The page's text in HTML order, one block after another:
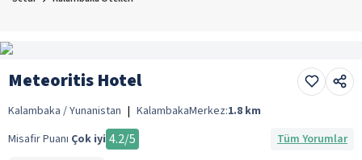
Meteoritis Hotel
Kalambaka / Yunanistan | KalambakaMerkez:1.8 km
Misafir Puanı Çok iyi 4.2/5
Tüm Yorumlar